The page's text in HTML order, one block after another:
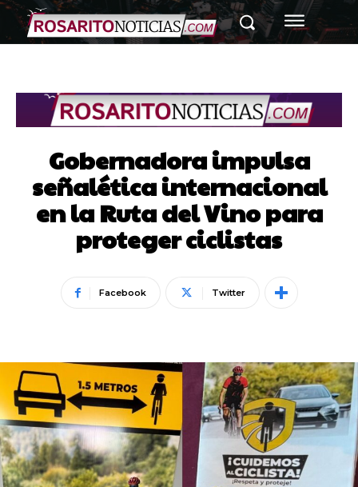
Gobernadora impulsa
señalética internacional
en la Ruta del Vino para
proteger ciclistas
Facebook Twitter